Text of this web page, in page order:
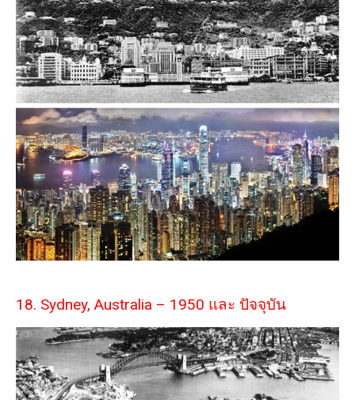
18. Sydney, Australia – 1950 และ ปัจจุบัน